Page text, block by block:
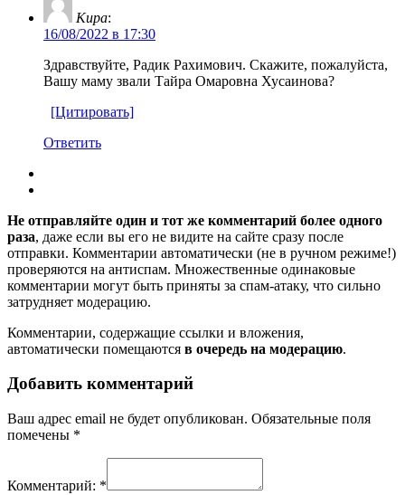
Кира:
16/08/2022 в 17:30
Здравствуйте, Радик Рахимович. Скажите, пожалуйста,
Вашу маму звали Тайра Омаровна Хусаинова?
[Цитировать]
Ответить
Не отправляйте один и тот же комментарий более одного
раза, даже если вы его не видите на сайте сразу после
отправки. Комментарии автоматически (не в ручном режиме!)
проверяются на антиспам. Множественные одинаковые
комментарии могут быть приняты за спам-атаку, что сильно
затрудняет модерацию.
Комментарии, содержащие ссылки и вложения,
автоматически помещаются в очередь на модерацию.
Добавить комментарий
Ваш адрес email не будет опубликован. Обязательные поля
помечены *
Комментарий: *